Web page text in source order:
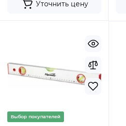
Уточнить цену
Выбор покупателей